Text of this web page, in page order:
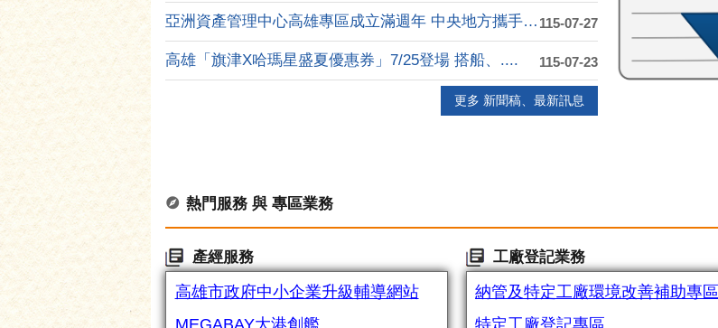
115-07-27
亞洲資產管理中心高雄專區成立滿週年 中央地方攜手 ....
115-07-23
高雄「旗津X哈瑪星盛夏優惠券」7/25登場 搭船、....
更多 新聞稿、最新訊息
熱門服務 與 專區業務
產經服務
高雄市政府中小企業升級輔導網站
工廠登記業務
納管及特定工廠環境改善補助專區